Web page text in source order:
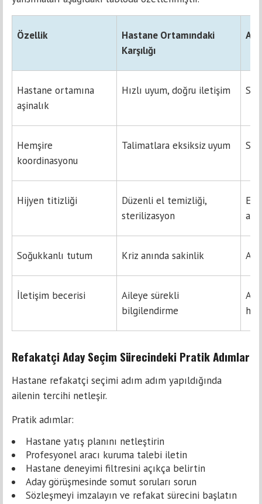
Özellik
Hastane Ortamındaki
Karşılığı
Hastane ortamına
aşinalık
Hızlı uyum, doğru iletişim
Hemşire
koordinasyonu
Talimatlara eksiksiz uyum
Hijyen titizliği
Düzenli el temizliği,
sterilizasyon
Soğukkanlı tutum Kriz anında sakinlik
İletişim becerisi
Aileye sürekli
bilgilendirme
Refakatçi Aday Seçim Sürecindeki Pratik Adımlar
Hastane refakatçi seçimi adım adım yapıldığında
ailenin tercihi netleşir.
Pratik adımlar:
Hastane yatış planını netleştirin
Profesyonel aracı kuruma talebi iletin
Hastane deneyimi filtresini açıkça belirtin
Aday görüşmesinde somut soruları sorun
Sözleşmeyi imzalayın ve refakat sürecini başlatın